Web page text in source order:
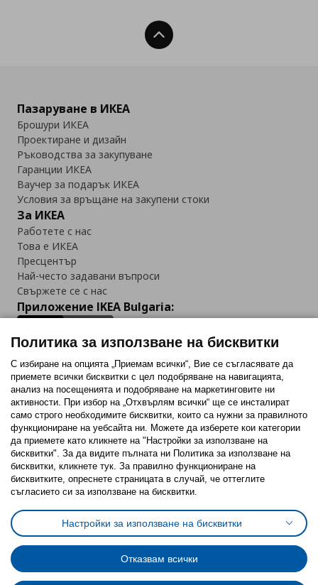
Нагоре
Пазаруване в ИКЕА
Брошури ИКЕА
Проектиране и дизайн
Ръководства за закупуване
Гаранции ИКЕА
Ваучер за подарък ИКЕА
Условия за връщане на закупени стоки
За ИКЕА
Работете с нас
Това е ИКЕА
Пресцентър
Най-често задавани въпроси
Свържете се с нас
Приложение IKEA Bulgaria:
Последвайте ни:
FacebookTwitterYoutubePinterestInstagram
Политика за използване на бисквитки (Cookies)
Избор на настройки за използване на бисквитки
Условия за ползване на ikea.bgОбща политика за личните данни
Политика за защита на личните данни на ikea.bg
Общи условия на програма IKEA Family
Политика за защита на лични данни на програма IKEA Family
Политика за използване на бисквитки
С избиране на опцията „Приемам всички“, Вие се съгласявате да
приемете всички бисквитки с цел подобряване на навигацията,
анализ на посещенията и подобряване на маркетинговите ни
активности. При избор на „Отхвърлям всички“ ще се инсталират
само строго необходимитe бисквитки, които са нужни за правилното
функциониране на уебсайта ни. Можете да изберете кои категории
да приемете като кликнете на "Настройки за използване на
бисквитки". За да видите пълната ни Политика за използване на
бисквитки, кликнете тук. За правилно функциониране на
бисквитките, опреснете страницата в случай, че оттеглите
съгласието си за използване на бисквитки.
Настройки за използване на бисквитки
Отказвам всички